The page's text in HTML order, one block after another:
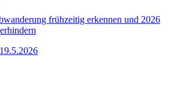
frühzeitig erkennen und 2026
19.5.2026